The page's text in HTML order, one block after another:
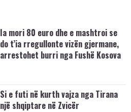
Ia mori 80 euro dhe e mashtroi se
do t’ia rregullonte vizën gjermane,
arrestohet burri nga Fushë Kosova
Si e futi në kurth vajza nga Tirana
një shqiptare në Zvicër